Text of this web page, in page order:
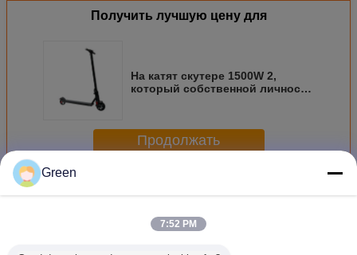
Получить лучшую цену для
На катят скутере 1500W 2,
который собственной личности
скутеру
Продолжать
Больше
Green
7:52 PM